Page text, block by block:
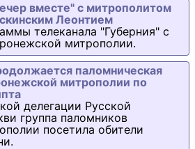
вместе" с митрополитом
Леонтием
телеканала "Губерния" с
митрополии.
паломническая
митрополии по
делегации Русской
группа паломников
посетила обители